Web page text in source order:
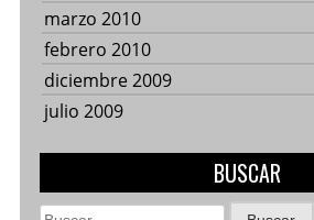
marzo 2010
febrero 2010
diciembre 2009
julio 2009
BUSCAR